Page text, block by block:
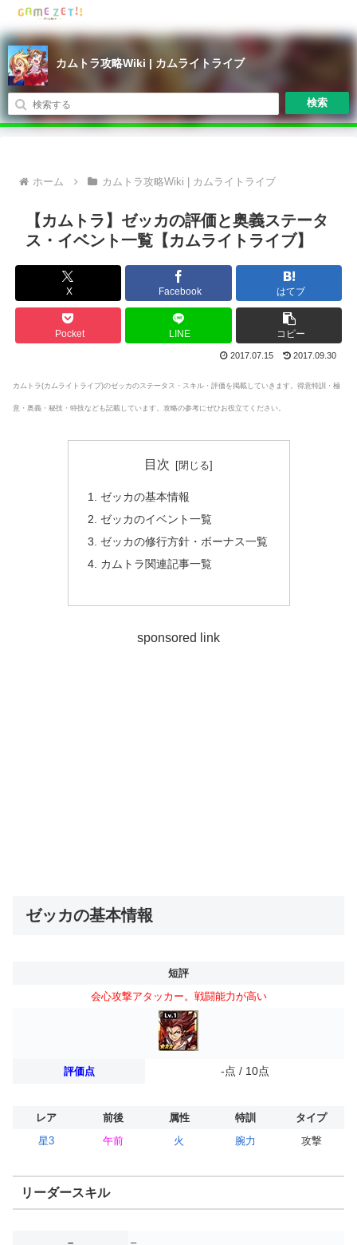
カムトラ攻略Wiki | カムライトライブ
検索
ホーム カムトラ攻略Wiki | カムライトライブ
【カムトラ】ゼッカの評価と奥義ステータ
ス・イベント一覧【カムライトライブ】
X Facebook はてブ
Pocket LINE コピー
2017.07.15 2017.09.30
カムトラ(カムライトライブ)のゼッカのステータス・スキル・評価を掲載していきます。得意特訓・極
意・奥義・秘技・特技なども記載しています。攻略の参考にぜひお役立てください。
目次
ゼッカの基本情報
ゼッカのイベント一覧
ゼッカの修行方針・ボーナス一覧
カムトラ関連記事一覧
sponsored link
ゼッカの基本情報
短評
会心攻撃アタッカー。戦闘能力が高い
評価点 -点 / 10点
レア 前後 属性 特訓
タイプ
星3
午前 火 腕力 攻撃
リーダースキル
– –